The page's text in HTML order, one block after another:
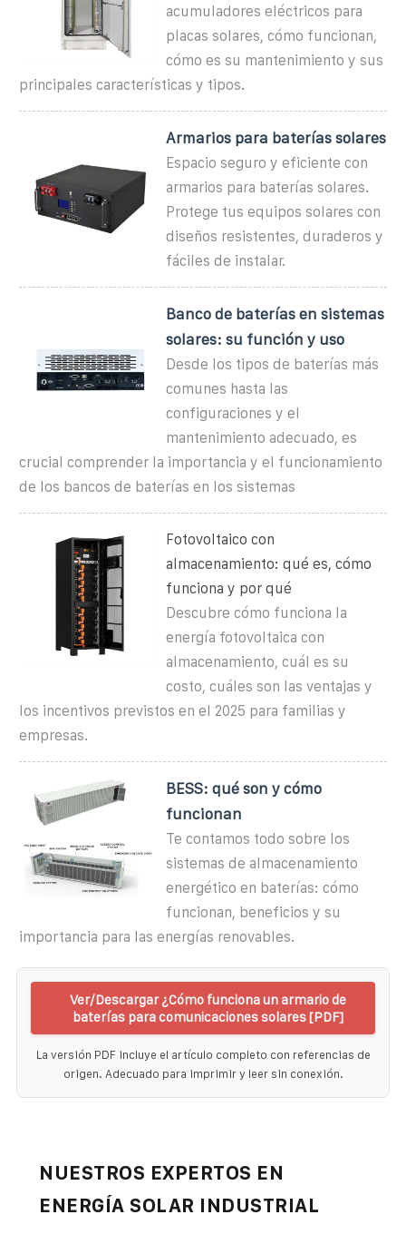
acumuladores eléctricos para
placas solares, cómo funcionan,
cómo es su mantenimiento y sus
principales características y tipos.
Armarios para baterías solares
Espacio seguro y eficiente con
armarios para baterías solares.
Protege tus equipos solares con
diseños resistentes, duraderos y
fáciles de instalar.
Banco de baterías en sistemas
solares: su función y uso
Desde los tipos de baterías más
comunes hasta las
configuraciones y el
mantenimiento adecuado, es
crucial comprender la importancia y el funcionamiento
de los bancos de baterías en los sistemas
Fotovoltaico con
almacenamiento: qué es, cómo
funciona y por qué
Descubre cómo funciona la
energía fotovoltaica con
almacenamiento, cuál es su
costo, cuáles son las ventajas y
los incentivos previstos en el 2025 para familias y
empresas.
BESS: qué son y cómo
funcionan
Te contamos todo sobre los
sistemas de almacenamiento
energético en baterías: cómo
funcionan, beneficios y su
importancia para las energías renovables.
Ver/Descargar ¿Cómo funciona un armario de
baterías para comunicaciones solares [PDF]
La versión PDF incluye el artículo completo con referencias de
origen. Adecuado para imprimir y leer sin conexión.
NUESTROS EXPERTOS EN
ENERGÍA SOLAR INDUSTRIAL